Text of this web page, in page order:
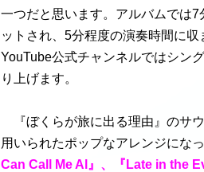
一つだと思います。アルバムでは
ットされ、5分程度の演奏時間に
YouTube公式チャンネルではシン
り上げます。
『ぼくらが旅に出る理由』のサ
用いられたポップなアレンジにな
Can Call Me Al』、『Late in the